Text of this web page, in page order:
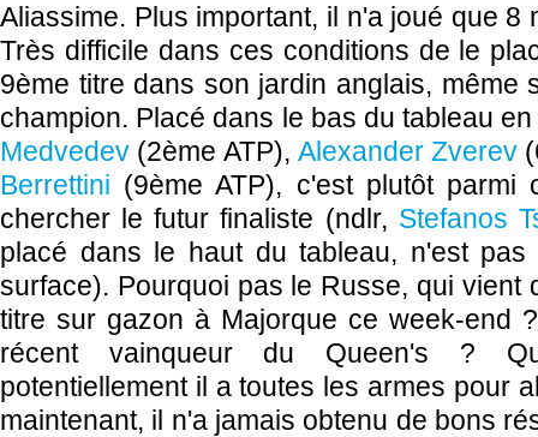
Aliassime. Plus important, il n'a joué que 8
Très difficile dans ces conditions de le
9ème titre dans son jardin anglais, même
champion. Placé dans le bas du tableau
Medvedev (2ème ATP), Alexander Zverev
Berrettini (9ème ATP), c'est plutôt parmi
chercher le futur finaliste (ndlr, Stefanos
placé dans le haut du tableau, n'est
surface). Pourquoi pas le Russe, qui vient
titre sur gazon à Majorque ce week-end
récent vainqueur du Queen's ?
potentiellement il a toutes les armes pour
maintenant, il n'a jamais obtenu de bons